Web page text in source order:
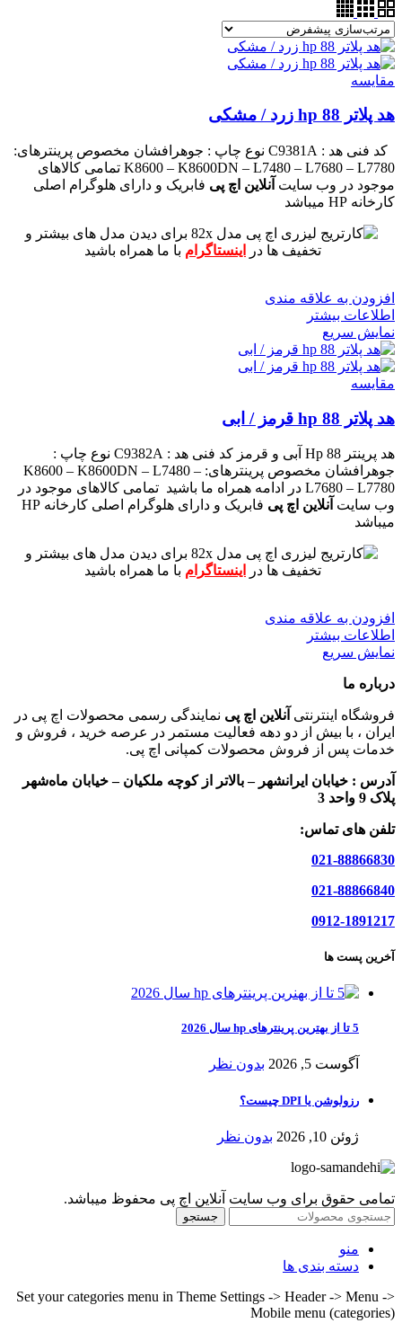
مقايسه
هد پلاتر 88 hp زرد / مشکی
کد فنی هد : C9381A نوع چاپ : جوهرافشان مخصوص پرینترهای:
K8600 – K8600DN – L7480 – L7680 – L7780 تمامی کالاهای
موجود در وب سایت آنلاین اچ پی فابریک و دارای هلوگرام اصلی
کارخانه HP میباشد
برای دیدن مدل های بیشتر و
تخفیف ها در
اینستاگرام با ما همراه باشید
افزودن به علاقه مندی
اطلاعات بیشتر
نمایش سریع
مقايسه
هد پلاتر 88 hp قرمز / ابی
هد پرینتر 88 Hp آبی و قرمز کد فنی هد : C9382A نوع چاپ :
جوهرافشان
مخصوص پرینترهای: K8600 – K8600DN – L7480 –
L7680 – L7780 در ادامه همراه ما باشید تمامی کالاهای موجود در
وب سایت آنلاین اچ پی
فابریک و دارای هلوگرام اصلی کارخانه HP
میباشد
برای دیدن مدل های بیشتر و
تخفیف ها در
اینستاگرام با ما همراه باشید
افزودن به علاقه مندی
اطلاعات بیشتر
نمایش سریع
درباره ما
فروشگاه اینترنتی آنلاین اچ پی نمایندگی رسمی محصولات اچ پی در
ایران ، با بیش از دو دهه فعالیت مستمر در عرصه خرید ، فروش و
خدمات پس از فروش محصولات کمپانی اچ پی.
آدرس : خیابان ایرانشهر – بالاتر از کوچه ملکیان – خیابان ماه‌شهر
پلاک 9 واحد 3
تلفن های تماس:
021-88866830
021-88866840
0912-1891217
آخرین پست ها
5 تا از بهترین پرینترهای hp سال 2026
آگوست 5, 2026 بدون نظر
رزولوشن یا DPI چیست؟
ژوئن 10, 2026 بدون نظر
تمامی حقوق برای وب سایت آنلاین اچ پی محفوظ میباشد.
جستجو
منو
دسته بندی ها
Set your categories menu in Theme Settings -> Header -> Menu ->
Mobile menu (categories)